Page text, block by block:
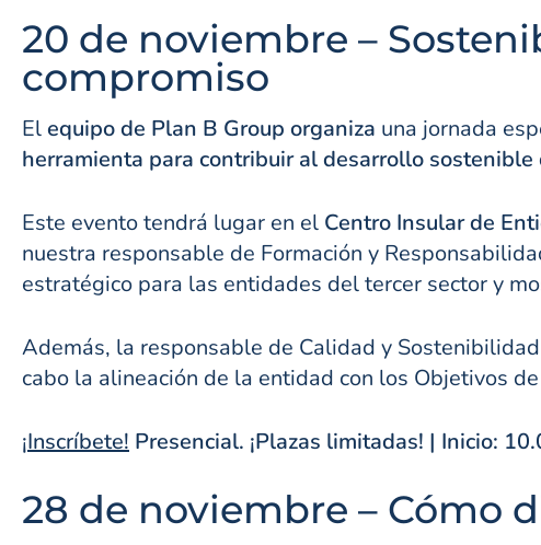
20 de noviembre –
compromiso
Elequipo de Plan B Group organiza una jornada
herramienta para contribuir al desarrollo sostenible
Este evento tendrá lugar en el Centro Insular de
nuestra responsable de Formación y
estratégico para las entidades del tercer sector y
Además, la responsable de Calidad y
cabo la alineación de la entidad con los Objetivos
¡Inscríbete! Presencial. ¡Plazas limitadas! | Inicio:
28 de noviembre – Cómo